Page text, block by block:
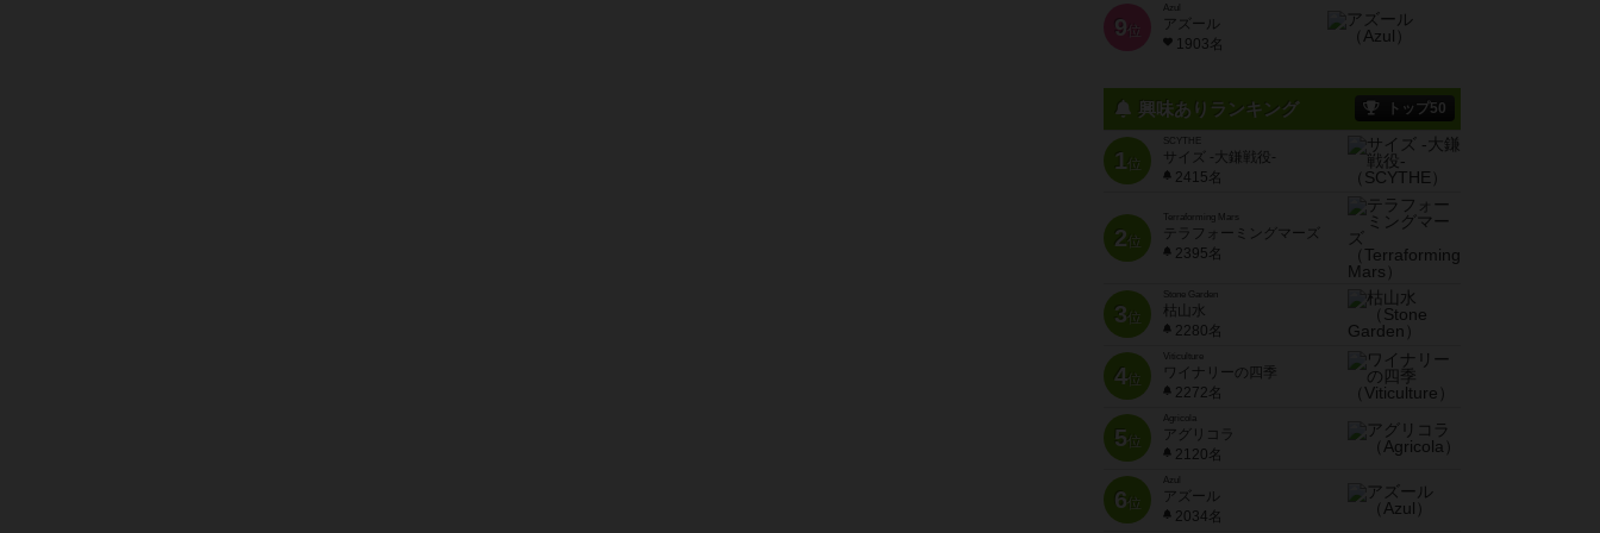
9 位
Azul
アズール
1903名
興味ありランキング トップ50
1位
SCYTHE
サイズ -大鎌戦役-
2415名
2位
Terraforming Mars
テラフォーミングマーズ
2395名
3位
Stone Garden
枯山水
2280名
4位
Viticulture
ワイナリーの四季
2272名
5位
Agricola
アグリコラ
2120名
6位
Azul
アズール
2034名